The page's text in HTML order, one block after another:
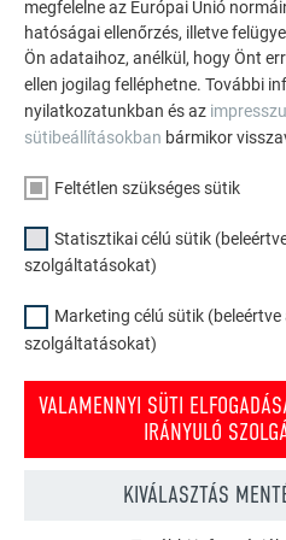
TEKINTSE MEG TOVÁBBI
PREFA tető- és homlokzati
Tervezze meg (álmai) házát a
megfelelne az Európai Unió
hatóságai ellenőrzés, illetve
Ön adataihoz, anélkül, hogy Önt
ellen jogilag felléphetne. További
nyilatkozatunkban és az
sütibeállításokban bármikor
Feltétlen szükséges sütik
Statisztikai célú sütik
szolgáltatásokat)
Marketing célú sütik (beleértve
szolgáltatásokat)
VALAMENNYI SÜTI
IRÁNYULÓ
KIVÁLASZTÁS